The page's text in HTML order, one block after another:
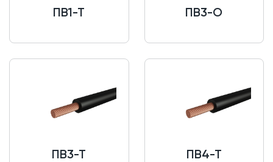
ПВ1-Т ПВ3-О
ПВ3-Т ПВ4-Т